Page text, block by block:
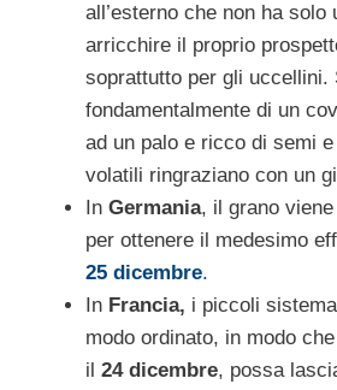
all’esterno che non ha solo
arricchire il proprio
soprattutto per gli uccellini.
fondamentalmente di un
ad un palo e ricco di semi
volatili ringraziano con un
In Germania, il grano
per ottenere il medesimo
25 dicembre.
In Francia, i piccoli
modo ordinato, in modo
il 24 dicembre, possa